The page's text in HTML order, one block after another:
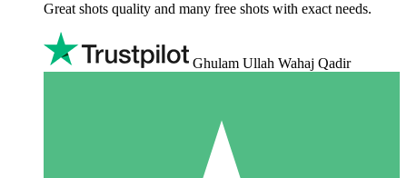
Great shots quality and many free shots with exact needs.
Ghulam Ullah Wahaj Qadir